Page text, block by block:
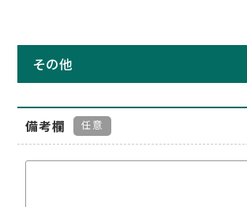
その他
備考欄 任意